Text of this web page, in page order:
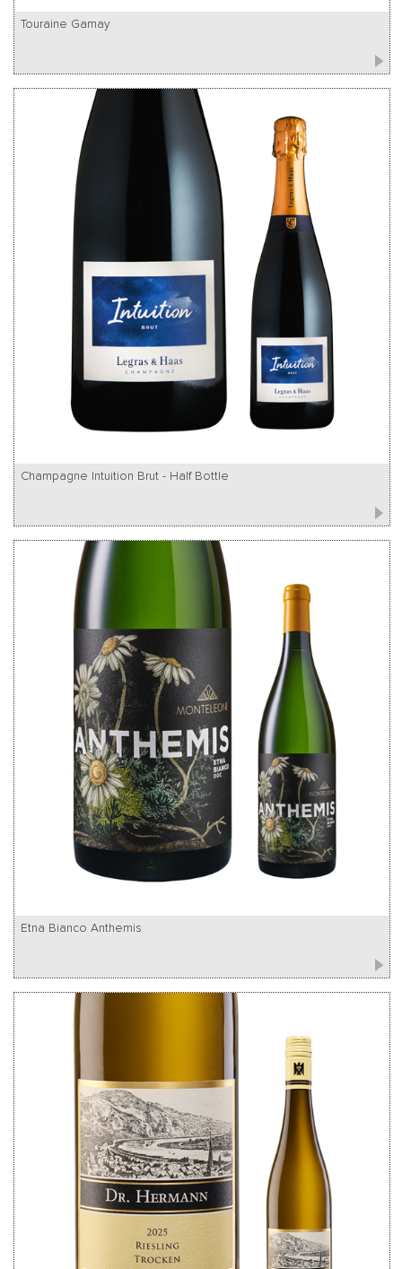
Touraine Gamay
Champagne Intuition Brut - Half Bottle
Etna Bianco Anthemis